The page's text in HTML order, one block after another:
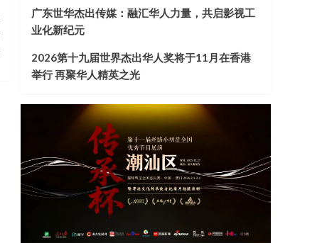
广东世华杰出传媒：融汇华人力量，共启影视工
业化新纪元
2026第十九届世界杰出华人奖将于11月在香港
举行 再聚华人精英之光